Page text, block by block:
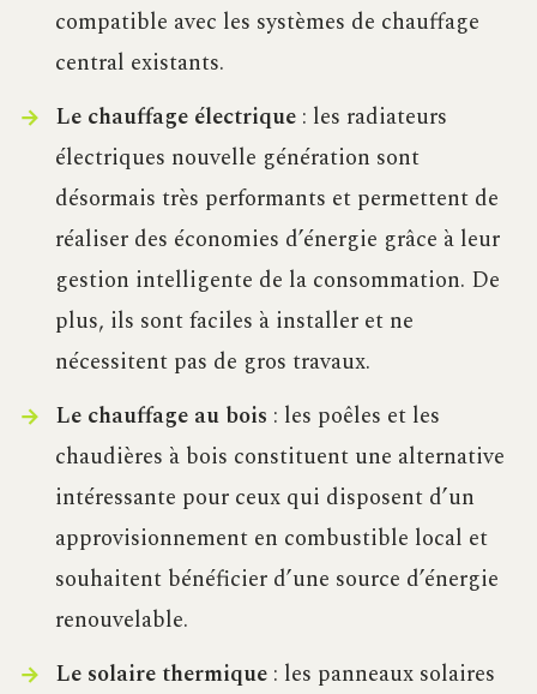
compatible avec les systèmes de chauffage
central existants.
Le chauffage électrique: les radiateurs
électriques nouvelle génération sont
désormais très performants et permettent de
réaliser des économies d’énergie grâce à leur
gestion intelligente de la consommation. De
plus, ils sont faciles à installer et ne
nécessitent pas de gros travaux.
Le chauffage au bois : les poêles et les
chaudières à bois constituent une alternative
intéressante pour ceux qui disposent d’un
approvisionnement en combustible local et
souhaitent bénéficier d’une source d’énergie
renouvelable.
Le solaire thermique: les panneaux solaires